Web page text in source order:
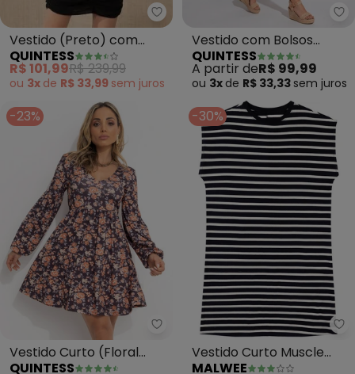
Quintess - Vestido (Preto) com
Vestido (Preto) com
Franzido
QUINTESS
R$ 101,99R$ 239,99
ou 3x de R$ 33,99 sem juros
Vestido com Bolsos
(Preto)
QUINTESS
A partir deR$ 99,99
ou 3x de R$ 33,33 sem juros
-23%
Quintess - Vestido Curto
Vestido Curto (Floral
QUINTESS
-30%
Vestido Curto Muscle
MALWEE